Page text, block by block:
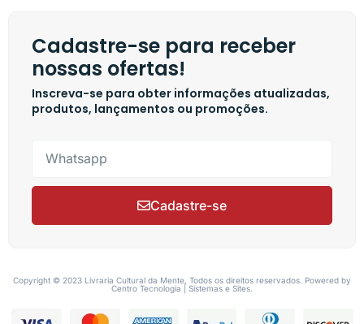
Cadastre-se para receber
nossas ofertas!
Inscreva-se para obter informações atualizadas,
produtos, lançamentos ou promoções.
Cadastre-se
Copyright © 2023 Livraria Cultural da Mente, Todos os direitos reservados. Powered by
Centro Tecnologia | Sistemas e Sites.